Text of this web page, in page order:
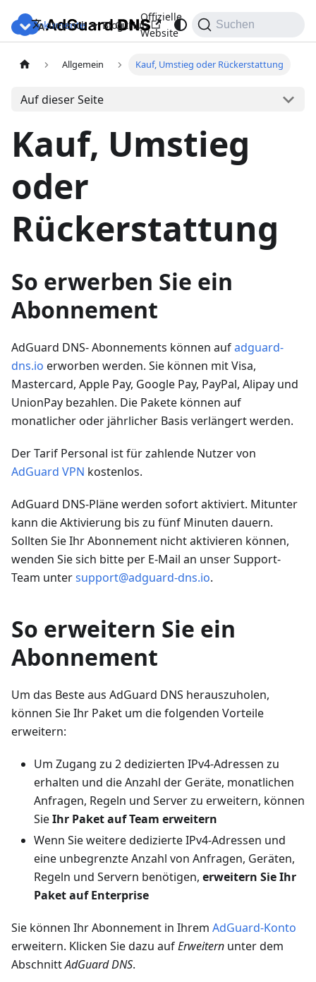
Dokumente Blog
Offizielle
Website
Deutsch GitHub Suchen
Allgemein Kauf, Umstieg oder Rückerstattung
Auf dieser Seite
Kauf, Umstieg
oder
Rückerstattung
So erwerben Sie ein
Abonnement
AdGuard DNS- Abonnements können aufadguard-
dns.io erworben werden. Sie können mit Visa,
Mastercard, Apple Pay, Google Pay, PayPal, Alipay und
UnionPay bezahlen. Die Pakete können auf
monatlicher oder jährlicher Basis verlängert werden.
Der Tarif Personal ist für zahlende Nutzer von
AdGuard VPN kostenlos.
AdGuard DNS-Pläne werden sofort aktiviert. Mitunter
kann die Aktivierung bis zu fünf Minuten dauern.
Sollten Sie Ihr Abonnement nicht aktivieren können,
wenden Sie sich bitte per E-Mail an unser Support-
Team untersupport@adguard-dns.io.
So erweitern Sie ein
Abonnement
Um das Beste aus AdGuard DNS herauszuholen,
können Sie Ihr Paket um die folgenden Vorteile
erweitern:
Um Zugang zu 2 dedizierten IPv4-Adressen zu
erhalten und die Anzahl der Geräte, monatlichen
Anfragen, Regeln und Server zu erweitern, können
SieIhr Paket auf Team erweitern
Wenn Sie weitere dedizierte IPv4-Adressen und
eine unbegrenzte Anzahl von Anfragen, Geräten,
Regeln und Servern benötigen, erweitern Sie Ihr
Paket auf Enterprise
Sie können Ihr Abonnement in Ihrem AdGuard-Konto
erweitern. Klicken Sie dazu aufErweitern unter dem
AbschnittAdGuard DNS.